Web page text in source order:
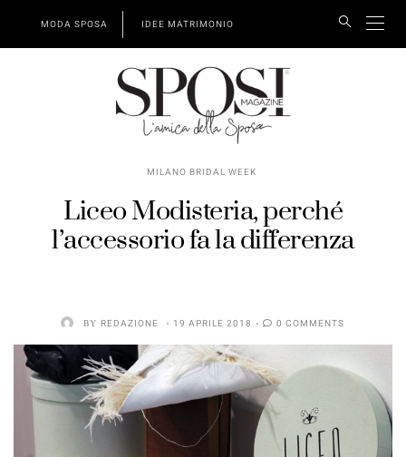
MODA SPOSA IDEE MATRIMONIO
MILANO BRIDAL WEEK
Liceo Modisteria, perché
l’accessorio fa la differenza
BY REDAZIONE 19 APRILE 2018 0 COMMENTS